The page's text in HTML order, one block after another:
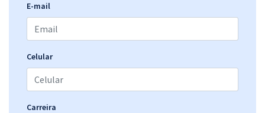
E-mail
Celular
Carreira